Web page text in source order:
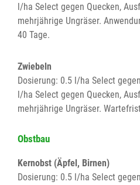
l/ha Select gegen Quecken,
mehrjährige Ungräser.
40 Tage.
Zwiebeln
Dosierung: 0.5 l/ha Select
l/ha Select gegen Quecken,
mehrjährige Ungräser.
Obstbau
Kernobst (Äpfel, Birnen)
Dosierung: 0.5 l/ha Select